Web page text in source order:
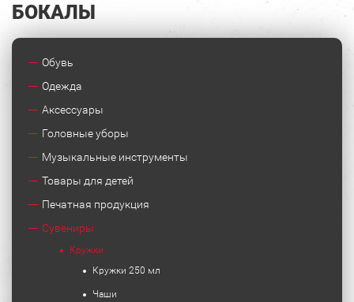
БОКАЛЫ
Обувь
Одежда
Аксессуары
Головные уборы
Музыкальные инструменты
Товары для детей
Печатная продукция
Сувениры
Кружки
Кружки 250 мл
Чаши